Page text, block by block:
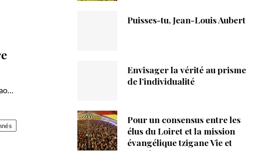
Puisses-tu, Jean-Louis Aubert
Envisager la vérité au prisme
de l’individualité
Pour un consensus entre les
élus du Loiret et la mission
évangélique tzigane Vie et